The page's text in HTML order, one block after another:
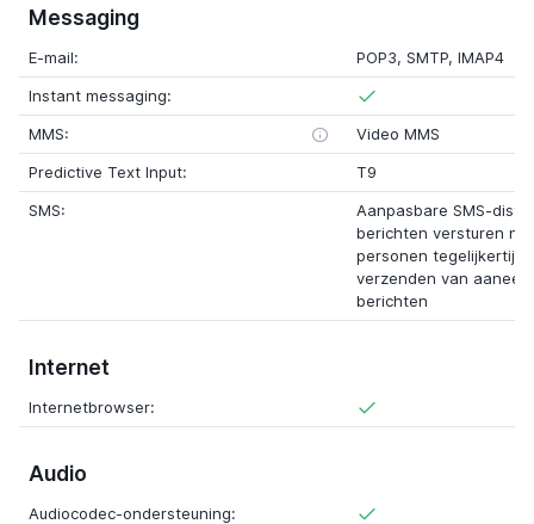
Messaging
E-mail:
POP3, SMTP, IMAP4
Instant messaging:
MMS:
Video MMS
Predictive Text Input:
T9
SMS:
Aanpasbare SMS-
berichten versturen
personen tegelijkertijd,
verzenden van
berichten
Internet
Internetbrowser:
Audio
Audiocodec-ondersteuning: